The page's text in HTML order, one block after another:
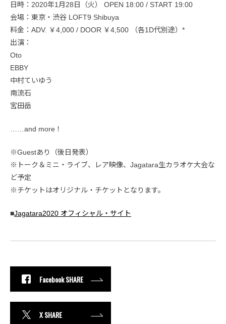
日時：2020年1月28日（火） OPEN 18:00 / START 19:00
会場：東京・渋谷 LOFT9 Shibuya
料金：ADV. ￥4,000 / DOOR ￥4,500 （各1D代別途）*
出演：
Oto
EBBY
中村ていゆう
南流石
宮田岳
……and more！
※Guestあり（後日発表）
※トーク＆ミニ・ライブ、レア映像、Jagatara生カラオケ大会な
ど予定
※チケットはオリジナル・チケットとなります。
■Jagatara2020 オフィシャル・サイト
Facebook SHARE
X SHARE